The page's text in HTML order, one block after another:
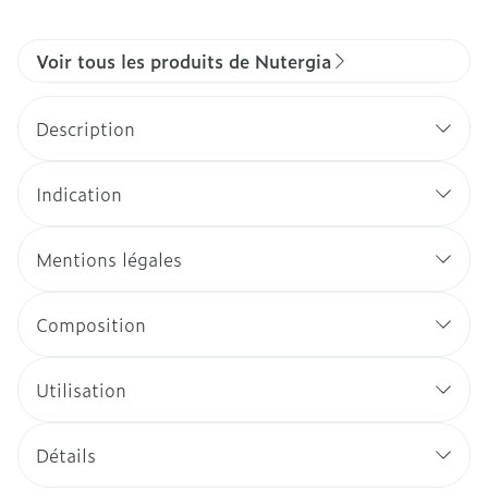
Voir tous les produits de Nutergia
Description
Indication
Mentions légales
Composition
Utilisation
Détails